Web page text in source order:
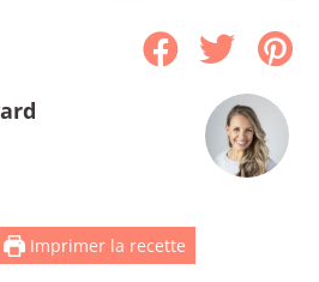
Imprimer la recette